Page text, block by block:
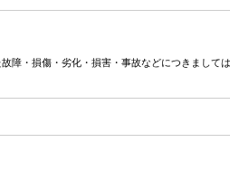
障・損傷・劣化・損害・事故などにつきまして